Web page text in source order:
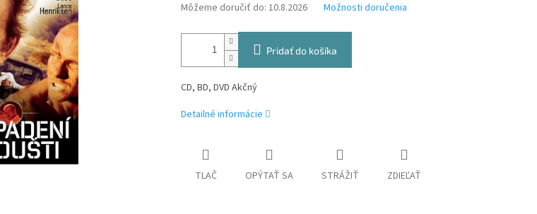
Môžeme doručiť do: 10.8.2026 Možnosti doručenia
Pridať do košíka
CD, BD, DVD Akčný
Detailné informácie
TLAČ OPÝTAŤ SA STRÁŽIŤ ZDIEĽAŤ